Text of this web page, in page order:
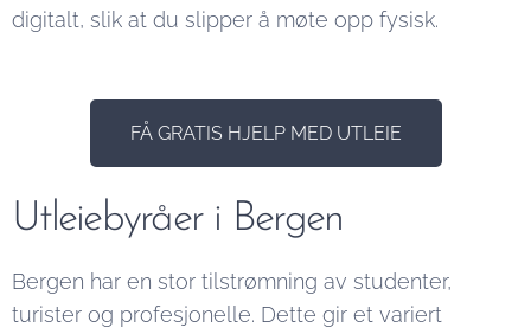
digitalt, slik at du slipper å møte opp fysisk.
FÅ GRATIS HJELP MED UTLEIE
Utleiebyråer i Bergen
Bergen har en stor tilstrømning av studenter,
turister og profesjonelle. Dette gir et variert